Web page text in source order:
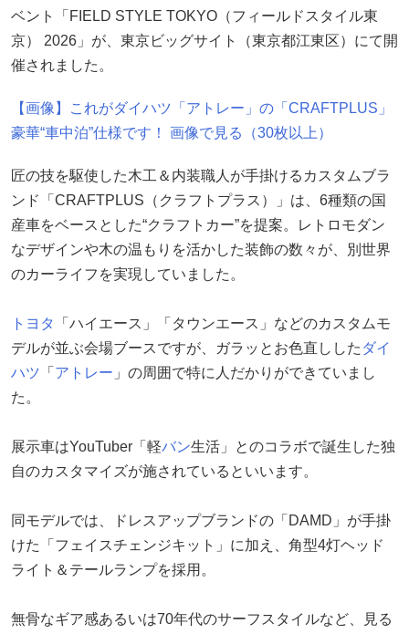
ベント「FIELD STYLE TOKYO（フィールドスタイル東
京） 2026」が、東京ビッグサイト（東京都江東区）にて開
催されました。
【画像】これがダイハツ「アトレー」の「CRAFTPLUS」
豪華“車中泊”仕様です！ 画像で見る（30枚以上）
匠の技を駆使した木工＆内装職人が手掛けるカスタムブラ
ンド「CRAFTPLUS（クラフトプラス）」は、6種類の国
産車をベースとした“クラフトカー”を提案。レトロモダン
なデザインや木の温もりを活かした装飾の数々が、別世界
のカーライフを実現していました。
トヨタ
「ハイエース」「タウンエース」などのカスタムモ
デルが並ぶ会場ブースですが、ガラッとお色直しした ダイ
ハツ 「 アトレー 」の周囲で特に人だかりができていまし
た。
展示車はYouTuber「軽バン生活」とのコラボで誕生した独
自のカスタマイズが施されているといいます。
同モデルでは、ドレスアップブランドの「DAMD」が手掛
けた「フェイスチェンジキット」に加え、角型4灯ヘッド
ライト＆テールランプを採用。
無骨なギア感あるいは70年代のサーフスタイルなど、見る